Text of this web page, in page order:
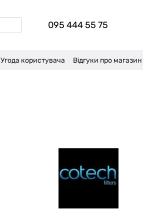
095 444 55 75
Угода користувача Відгуки про магазин